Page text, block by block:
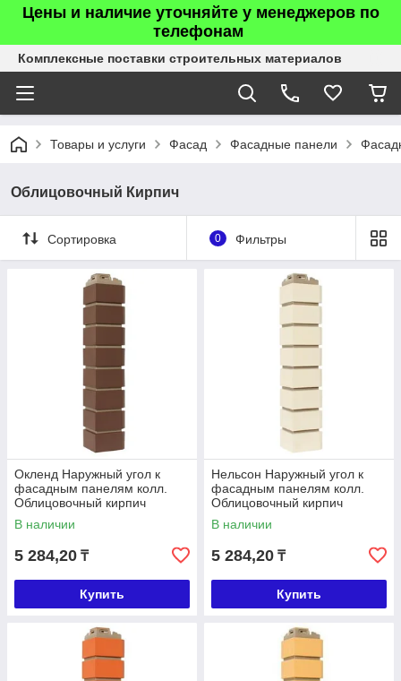
Цены и наличие уточняйте у менеджеров по
телефонам
Комплексные поставки строительных материалов
Товары и услуги Фасад Фасадные панели
Облицовочный Кирпич
Сортировка 0 Фильтры
Окленд Наружный угол к
фасадным панелям колл.
Облицовочный кирпич
В наличии
5 284,20 ₸
Купить
Нельсон Наружный угол к
фасадным панелям колл.
Облицовочный кирпич
В наличии
5 284,20 ₸
Купить